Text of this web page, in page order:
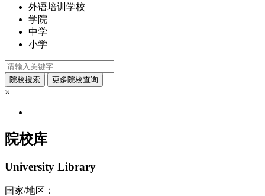
外语培训学校
学院
中学
小学
×
院校库
University Library
国家/地区：